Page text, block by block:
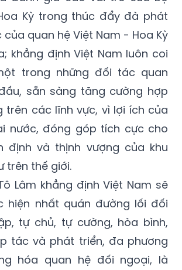
Kỳ trong thúc đẩy đà phát
quan hệ Việt Nam - Hoa Kỳ
khẳng định Việt Nam luôn coi
trong những đối tác quan
sẵn sàng tăng cường hợp
trên các lĩnh vực, vì lợi ích của
nước, đóng góp tích cực cho
định và thịnh vượng của khu
trên thế giới.
Lâm khẳng định Việt Nam sẽ
hiện nhất quán đường lối đối
tự chủ, tự cường, hòa bình,
tác và phát triển, đa phương
hóa quan hệ đối ngoại, là